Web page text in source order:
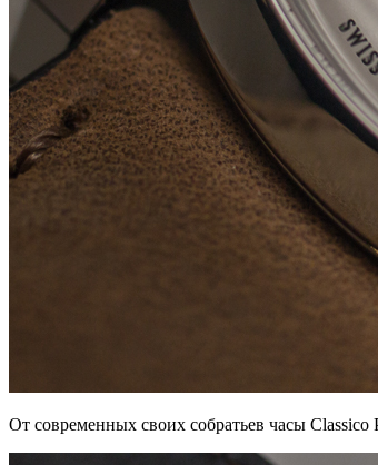
От современных своих собратьев часы